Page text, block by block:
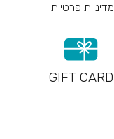
מדיניות פרטיות
GIFT CARD